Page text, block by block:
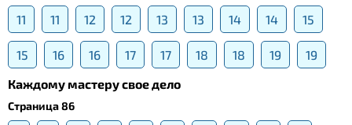
11 11 12 12 13 13 14 14 15
15 16 16 17 17 18 18 19
19
Каждому мастеру свое дело
Страница 86